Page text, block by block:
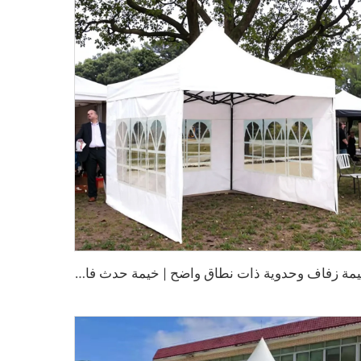
خ
يمة زفاف وحدوية ذات نطاق واضح | خيمة حدث فاخرة مقاومة للماء مصنوعة من البولي فينيل كلورايد (PVC) لتجمعات كبيرة